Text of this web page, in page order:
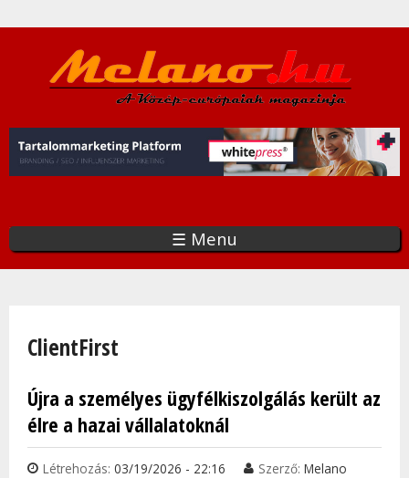
a
tartalomra
☰ Menu
ClientFirst
Újra a személyes ügyfélkiszolgálás került az
élre a hazai vállalatoknál
Létrehozás: 03/19/2026 - 22:16 Szerző: Melano